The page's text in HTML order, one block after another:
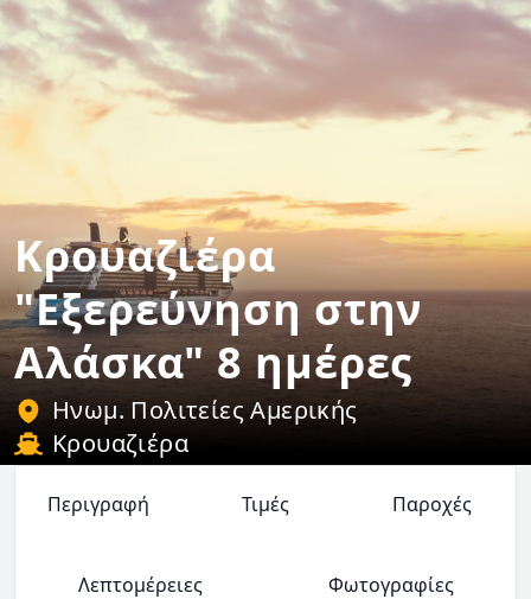
Κρουαζιέρα
"Εξερεύνηση στην
Αλάσκα" 8 ημέρες
Ηνωμ. Πολιτείες Αμερικής
Κρουαζιέρα
Περιγραφή Τιμές Παροχές
Λεπτομέρειες Φωτογραφίες